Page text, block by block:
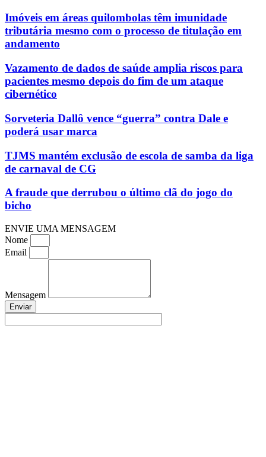
Imóveis em áreas quilombolas têm imunidade
tributária mesmo com o processo de titulação em
andamento
Vazamento de dados de saúde amplia riscos para
pacientes mesmo depois do fim de um ataque
cibernético
Sorveteria Dallô vence “guerra” contra Dale e
poderá usar marca
TJMS mantém exclusão de escola de samba da liga
de carnaval de CG
A fraude que derrubou o último clã do jogo do
bicho
ENVIE UMA MENSAGEM
Nome
Email
Mensagem
Enviar